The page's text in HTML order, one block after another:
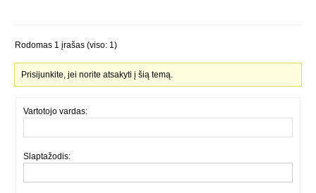
Rodomas 1 įrašas (viso: 1)
Prisijunkite, jei norite atsakyti į šią temą.
Vartotojo vardas:
Slaptažodis: